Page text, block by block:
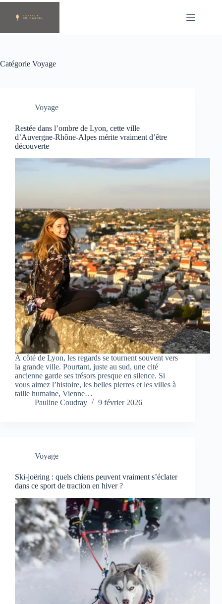
Passer
contenu
Catégorie Voyage
Voyage
Restée dans l’ombre de Lyon, cette ville
d’Auvergne-Rhône-Alpes mérite vraiment d’être
découverte
À côté de Lyon, les regards se tournent souvent vers
la grande ville. Pourtant, juste au sud, une cité
ancienne garde ses trésors presque en silence. Si
vous aimez l’histoire, les belles pierres et les villes à
taille humaine, Vienne…
Pauline Coudray
9 février 2026
Voyage
Ski-joëring : quels chiens peuvent vraiment s’éclater
dans ce sport de traction en hiver ?